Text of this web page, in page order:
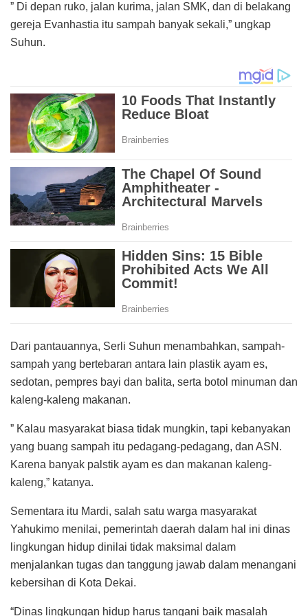
” Di depan ruko, jalan kurima, jalan SMK, dan di belakang
gereja Evanhastia itu sampah banyak sekali,” ungkap
Suhun.
Dari pantauannya, Serli Suhun menambahkan, sampah-
sampah yang bertebaran antara lain plastik ayam es,
sedotan, pempres bayi dan balita, serta botol minuman dan
kaleng-kaleng makanan.
” Kalau masyarakat biasa tidak mungkin, tapi kebanyakan
yang buang sampah itu pedagang-pedagang, dan ASN.
Karena banyak palstik ayam es dan makanan kaleng-
kaleng,” katanya.
Sementara itu Mardi, salah satu warga masyarakat
Yahukimo menilai, pemerintah daerah dalam hal ini dinas
lingkungan hidup dinilai tidak maksimal dalam
menjalankan tugas dan tanggung jawab dalam menangani
kebersihan di Kota Dekai.
“Dinas lingkungan hidup harus tangani baik masalah